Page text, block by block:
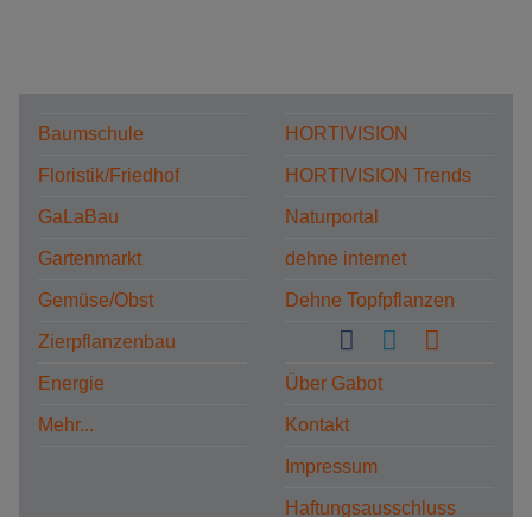
Baumschule
Floristik/Friedhof
GaLaBau
Gartenmarkt
Gemüse/Obst
Zierpflanzenbau
Energie
Mehr...
HORTIVISION
HORTIVISION Trends
Naturportal
dehne internet
Dehne Topfpflanzen
Über Gabot
Kontakt
Impressum
Haftungsausschluss